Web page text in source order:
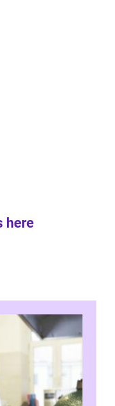
here